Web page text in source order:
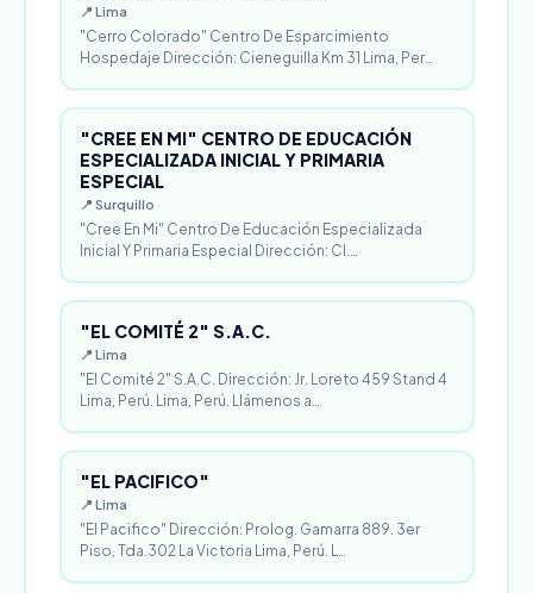
📍 Lima
"Cerro Colorado" Centro De Esparcimiento
Hospedaje Dirección: Cieneguilla Km 31 Lima, Per…
"CREE EN MI" CENTRO DE EDUCACIÓN
ESPECIALIZADA INICIAL Y PRIMARIA
ESPECIAL
📍 Surquillo
"Cree En Mi" Centro De Educación Especializada
Inicial Y Primaria Especial Dirección: Cl.…
"EL COMITÉ 2" S.A.C.
📍 Lima
"El Comité 2" S.A.C. Dirección: Jr. Loreto 459 Stand 4
Lima, Perú. Lima, Perú. Llámenos a…
"EL PACIFICO"
📍 Lima
"El Pacifico" Dirección: Prolog. Gamarra 889. 3er
Piso, Tda.302 La Victoria Lima, Perú. L…